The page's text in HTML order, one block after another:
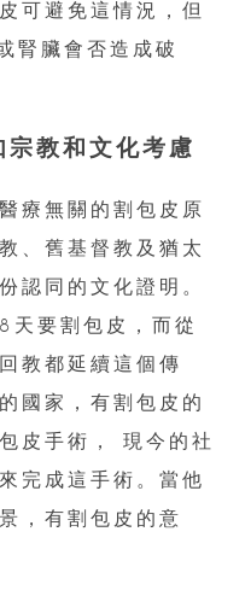
可避免這情況，但
臟會否造成破
教和文化考慮
療無關的割包皮原
、舊基督教及猶太
認同的文化證明。
天要割包皮，而從
教都延續這個傳
國家，有割包皮的
皮手術， 現今的社
完成這手術。當他
，有割包皮的意